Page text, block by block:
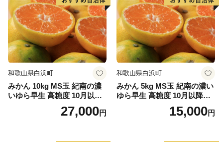
和歌山県白浜町
みかん 10kg MS玉 紀南の濃
いゆら早生 高糖度 10月以降
発送 マルチ被覆栽培27,000円
和歌山県白浜町
みかん 5kg MS玉 紀南の濃い
ゆら早生 高糖度 10月以降発
送 マルチ被覆栽培15,000円